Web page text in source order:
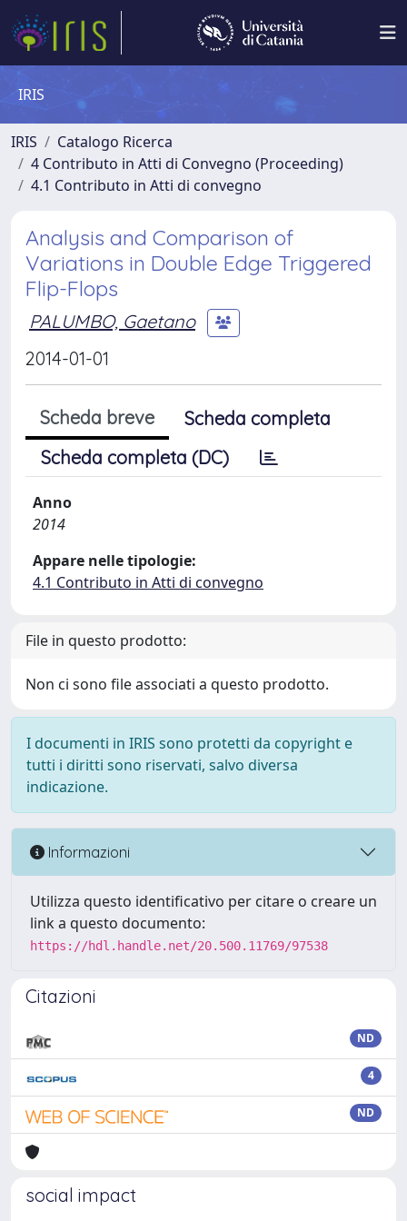
IRIS
IRIS
Catalogo Ricerca
4 Contributo in Atti di Convegno (Proceeding)
4.1 Contributo in Atti di convegno
Analysis and Comparison of
Variations in Double Edge Triggered
Flip-Flops
PALUMBO, Gaetano
2014-01-01
Scheda breve
Scheda completa
Scheda completa (DC)
Anno
2014
Appare nelle tipologie:
4.1 Contributo in Atti di convegno
File in questo prodotto:
Non ci sono file associati a questo prodotto.
I documenti in IRIS sono protetti da copyright e
tutti i diritti sono riservati, salvo diversa
indicazione.
Informazioni
Utilizza questo identificativo per citare o creare un
link a questo documento:
https://hdl.handle.net/20.500.11769/97538
Citazioni
ND
4
ND
social impact